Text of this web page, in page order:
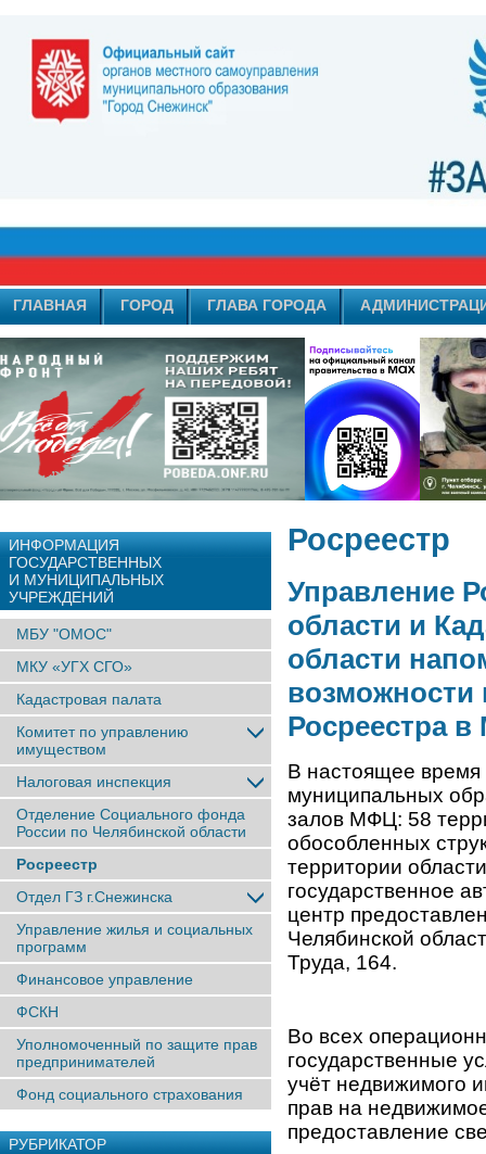
ГЛАВНАЯ ГОРОД ГЛАВА ГОРОДА
ИНФОРМАЦИЯ
ГОСУДАРСТВЕННЫХ
И МУНИЦИПАЛЬНЫХ
УЧРЕЖДЕНИЙ
МБУ "ОМОС"
МКУ «УГХ СГО»
Кадастровая палата
Комитет по управлению
имуществом
Налоговая инспекция
Отделение Социального фонда
России по Челябинской области
Росреестр
Отдел ГЗ г.Снежинска
Управление жилья и социальных
программ
Финансовое управление
ФСКН
Уполномоченный по защите прав
предпринимателей
Фонд социального страхования
РУБРИКАТОР
Росреестр
Управление
области и
области
возможности
Росреестра
В настоящее время
муниципальных
залов МФЦ: 58
обособленных
территории
государственное
центр
Челябинской
Труда, 164.
Во всех
государственные
учёт недвижимого
прав на
предоставление